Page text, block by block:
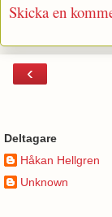
Skicka en
‹
Deltagare
Håkan Hellgren
Unknown